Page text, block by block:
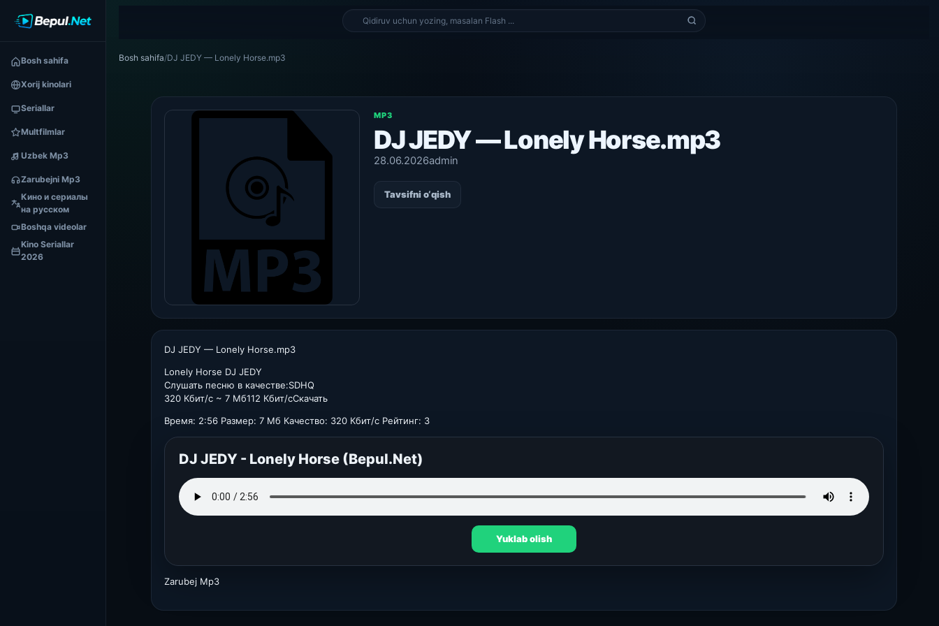
Bosh sahifa
Xorij kinolari
Seriallar
Multfilmlar
Uzbek Mp3
Zarubejni Mp3
Кино и сериалы
на русском
Boshqa videolar
Kino Seriallar
2026
Bosh sahifa/DJ JEDY — Lonely Horse.mp3
MP3
DJ JEDY — Lonely Horse.mp3
28.06.2026admin
Tavsifni o‘qish
DJ JEDY — Lonely Horse.mp3
Lonely Horse DJ JEDY
Слушать песню в качестве:SDHQ
320 Кбит/с ~ 7 Мб112 Кбит/cСкачать
Время: 2:56 Размер: 7 Мб Качество: 320 Кбит/с Рейтинг: 3
DJ JEDY - Lonely Horse (Bepul.Net)
Yuklab olish
Zarubej Mp3